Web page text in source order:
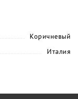
Коричневый
Италия